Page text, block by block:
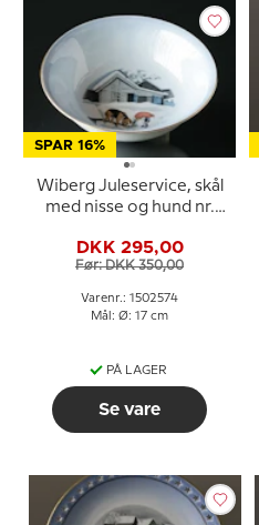
SPAR 16%
Wiberg Juleservice, skål
med nisse og hund nr.
DKK 295,00
Før: DKK 350,00
Varenr.: 1502574
Mål: Ø: 17 cm
PÅ LAGER
Se vare